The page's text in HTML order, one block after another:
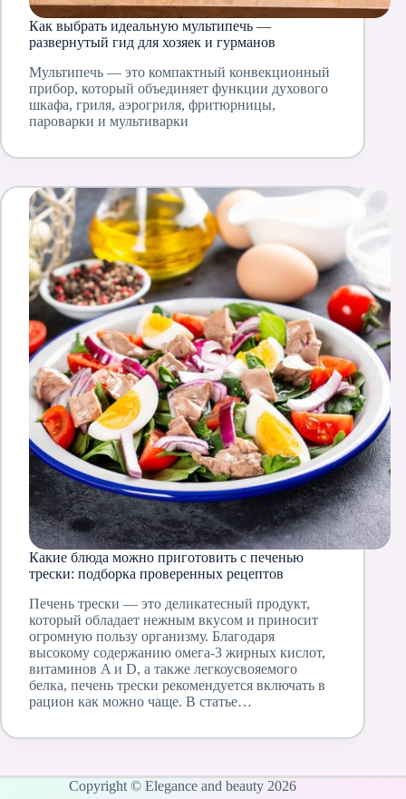
Как выбрать идеальную мультипечь —
развернутый гид для хозяек и гурманов
Мультипечь — это компактный конвекционный
прибор, который объединяет функции духового
шкафа, гриля, аэрогриля, фритюрницы,
пароварки и мультиварки
Какие блюда можно приготовить с печенью
трески: подборка проверенных рецептов
Печень трески — это деликатесный продукт,
который обладает нежным вкусом и приносит
огромную пользу организму. Благодаря
высокому содержанию омега-3 жирных кислот,
витаминов A и D, а также легкоусвояемого
белка, печень трески рекомендуется включать в
рацион как можно чаще. В статье…
Copyright © Elegance and beauty 2026